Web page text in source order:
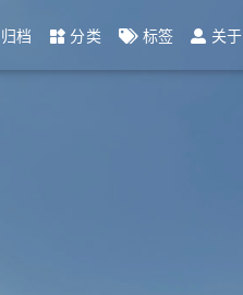
归档 分类 标签 关于